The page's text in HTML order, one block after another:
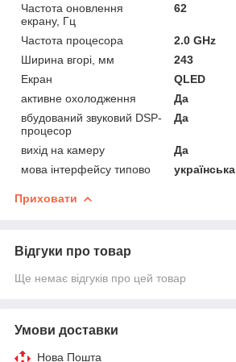
Частота оновлення
екрану, Гц
62
Частота процесора
2.0 GHz
Ширина вгорі, мм
243
Екран
QLED
активне охолодження
Да
вбудований звуковий DSP-
процесор
Да
вихід на камеру
Да
мова інтерфейсу типово
українська
Приховати
Відгуки про товар
Ще немає відгуків про цей товар
Умови доставки
Нова Пошта